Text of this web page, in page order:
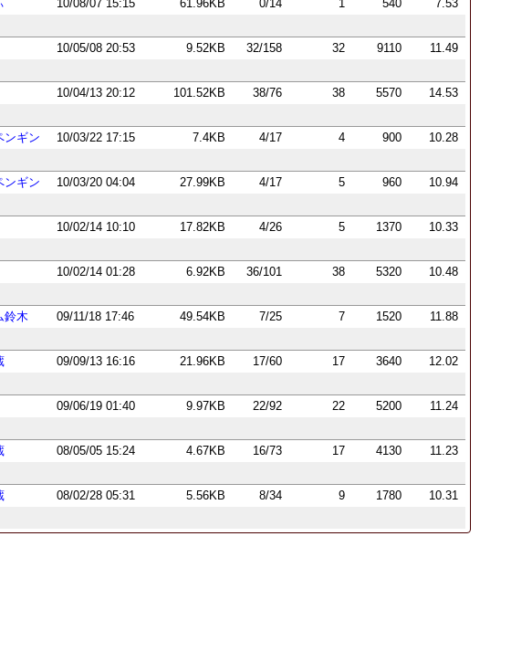
10/08/07 15:15 61.96KB 0/14 1 540
7.53
10/05/08 20:53 9.52KB 32/158 32 9110
11.49
10/04/13 20:12 101.52KB 38/76 38 5570
14.53
ンギン 10/03/22 17:15 7.4KB 4/17 4 900
10.28
ンギン 10/03/20 04:04 27.99KB 4/17 5 960
10.94
10/02/14 10:10 17.82KB 4/26 5 1370
10.33
10/02/14 01:28 6.92KB 36/101 38 5320
10.48
鈴木 09/11/18 17:46 49.54KB 7/25 7 1520
11.88
09/09/13 16:16 21.96KB 17/60 17 3640
12.02
09/06/19 01:40 9.97KB 22/92 22 5200
11.24
08/05/05 15:24 4.67KB 16/73 17 4130
11.23
08/02/28 05:31 5.56KB 8/34 9 1780
10.31